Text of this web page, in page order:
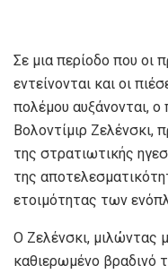
Σε μια περίοδο που οι
εντείνονται και οι
πολέμου αυξάνονται,
Βολοντίμιρ
της στρατιωτικής
της
ετοιμότητας των
Ο Ζελένσκι, μιλώντας
καθιερωμένο βραδινό